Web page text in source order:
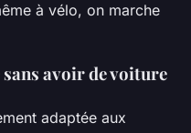
à vélo, on marche
avoir de voiture
adaptée aux